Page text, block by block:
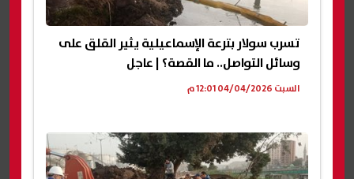
تسرب سولار بترعة الإسماعيلية يثير القلق على
وسائل التواصل.. ما القصة؟ | عاجل
السبت 04/04/2026 12:01 م